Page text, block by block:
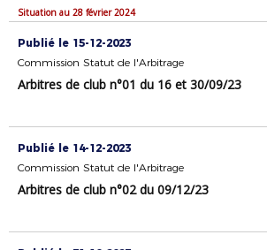
Situation au 28 février 2024
Publié le 15-12-2023
Commission Statut de l'Arbitrage
Arbitres de club n°01 du 16 et 30/09/23
Publié le 14-12-2023
Commission Statut de l'Arbitrage
Arbitres de club n°02 du 09/12/23